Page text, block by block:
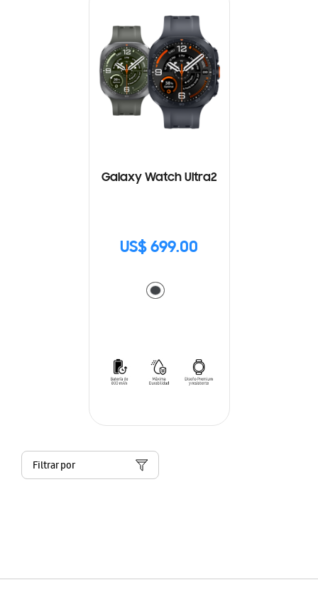
Galaxy Watch Ultra2
US$ 699.00
Filtrar por